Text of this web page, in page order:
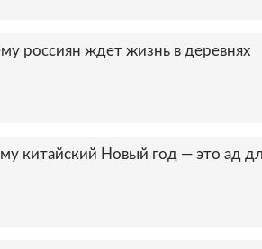
россиян ждет жизнь в деревнях
китайский Новый год — это ад